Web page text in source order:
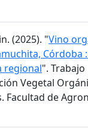
(2025). "Vino
regional".
Vegetal
Facultad de